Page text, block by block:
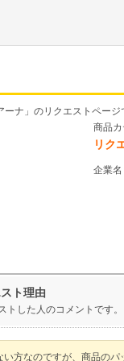
ナ」のリクエストページ
商品
リク
企業
ト理由
した人のコメントです。
方なのですが、商品の